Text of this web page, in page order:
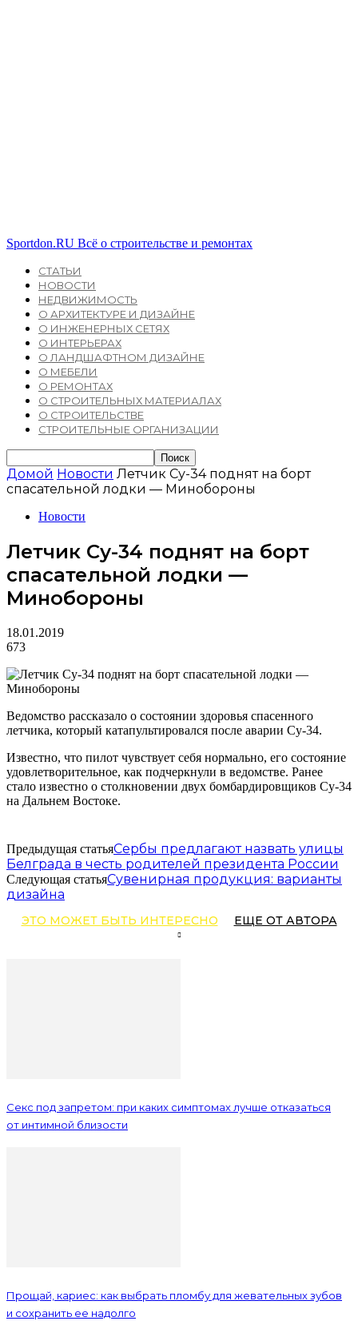
Sportdon.RU Всё о строительстве и ремонтах
СТАТЬИ
НОВОСТИ
НЕДВИЖИМОСТЬ
О АРХИТЕКТУРЕ И ДИЗАЙНЕ
О ИНЖЕНЕРНЫХ СЕТЯХ
О ИНТЕРЬЕРАХ
О ЛАНДШАФТНОМ ДИЗАЙНЕ
О МЕБЕЛИ
О РЕМОНТАХ
О СТРОИТЕЛЬНЫХ МАТЕРИАЛАХ
О СТРОИТЕЛЬСТВЕ
СТРОИТЕЛЬНЫЕ ОРГАНИЗАЦИИ
Домой Новости Летчик Су-34 поднят на борт
спасательной лодки — Минобороны
Новости
Летчик Су-34 поднят на борт
спасательной лодки —
Минобороны
18.01.2019
673
Ведомство рассказало о состоянии здоровья спасенного
летчика, который катапультировался после аварии Су-34.
Известно, что пилот чувствует себя нормально, его состояние
удовлетворительное, как подчеркнули в ведомстве. Ранее
стало известно о столкновении двух бомбардировщиков Су-34
на Дальнем Востоке.
Предыдущая статьяСербы предлагают назвать улицы
Белграда в честь родителей президента России
Следующая статьяСувенирная продукция: варианты
дизайна
ЭТО МОЖЕТ БЫТЬ ИНТЕРЕСНО ЕЩЕ ОТ АВТОРА
Секс под запретом: при каких симптомах лучше отказаться
от интимной близости
Прощай, кариес: как выбрать пломбу для жевательных зубов
и сохранить ее надолго